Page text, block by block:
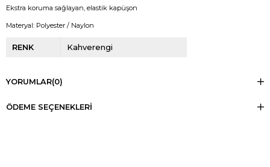
Ekstra koruma sağlayan, elastik kapüşon
Materyal: Polyester / Naylon
RENK Kahverengi
YORUMLAR(0)
ÖDEME SEÇENEKLERI